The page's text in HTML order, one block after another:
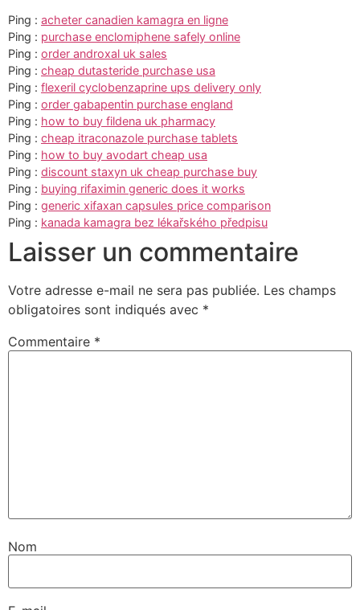
Ping : acheter canadien kamagra en ligne
Ping : purchase enclomiphene safely online
Ping : order androxal uk sales
Ping : cheap dutasteride purchase usa
Ping : flexeril cyclobenzaprine ups delivery only
Ping : order gabapentin purchase england
Ping : how to buy fildena uk pharmacy
Ping : cheap itraconazole purchase tablets
Ping : how to buy avodart cheap usa
Ping : discount staxyn uk cheap purchase buy
Ping : buying rifaximin generic does it works
Ping : generic xifaxan capsules price comparison
Ping : kanada kamagra bez lékařského předpisu
Laisser un commentaire
Votre adresse e-mail ne sera pas publiée. Les champs
obligatoires sont indiqués avec *
Commentaire *
Nom